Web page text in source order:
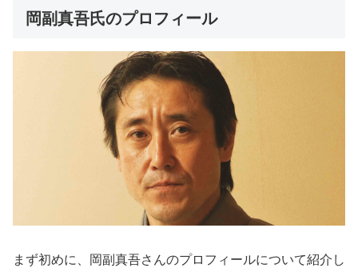
岡副真吾氏のプロフィール
まず初めに、岡副真吾さんのプロフィールについて紹介し